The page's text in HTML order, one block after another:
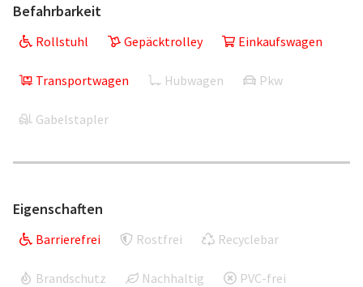
Befahrbarkeit
Rollstuhl Gepäcktrolley Einkaufswagen
Transportwagen Hubwagen Pkw
Gabelstapler
Eigenschaften
Barrierefrei Rostfrei Recyclebar
Brandschutz Nachhaltig PVC-frei